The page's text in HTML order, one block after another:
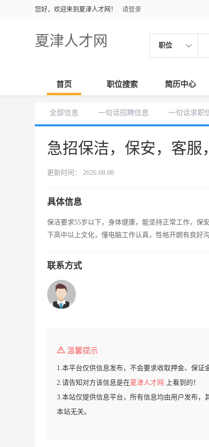
您好，欢迎来到夏津人才网！ 请登录
夏津人才网 职位
首页 职位搜索 简历中心
全部信息 一句话招聘信息 一句话求职
急招保洁，保安，客服
更新时间： 2026.08.08
具体信息
保洁要求55岁以下，身体健康，能坚持正常工作，保
下高中以上文化，懂电脑工作认真，性格开朗有良好
联系方式
温馨提示
1.本平台仅供信息发布，不会要求收取押金、保证
2.请告知对方该信息是在夏津人才网
上看到的！
3.本站仅提供信息平台，所有信息均由用户发布
本站无关。